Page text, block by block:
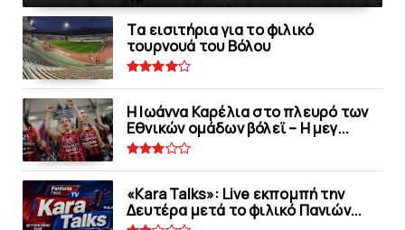
Tα εισιτήρια για το φιλικό
τουρνουά του Bόλου
Η Ιωάννα Καρέλια στο πλευρό των
Εθνικών ομάδων βόλεϊ – H μεγ...
«Kara Talks»: Live εκπομπή την
Δευτέρα μετά το φιλικό Πανιών...